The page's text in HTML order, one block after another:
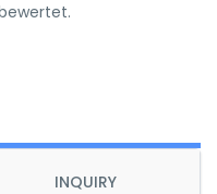
INQUIRY